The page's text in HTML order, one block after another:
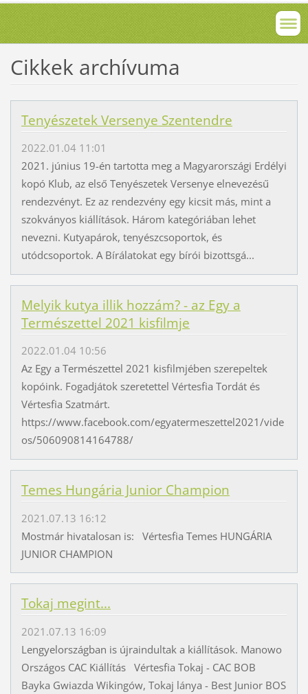
Cikkek archívuma
Tenyészetek Versenye Szentendre
2022.01.04 11:01
2021. június 19-én tartotta meg a Magyarországi Erdélyi
kopó Klub, az első Tenyészetek Versenye elnevezésű
rendezvényt. Ez az rendezvény egy kicsit más, mint a
szokványos kiállítások. Három kategóriában lehet
nevezni. Kutyapárok, tenyészcsoportok, és
utódcsoportok. A Bírálatokat egy bírói bizottsgá...
Melyik kutya illik hozzám? - az Egy a
Természettel 2021 kisfilmje
2022.01.04 10:56
Az Egy a Természettel 2021 kisfilmjében szerepeltek
kopóink. Fogadjátok szeretettel Vértesfia Tordát és
Vértesfia Szatmárt.
https://www.facebook.com/egyatermeszettel2021/vide
os/506090814164788/
Temes Hungária Junior Champion
2021.07.13 16:12
Mostmár hivatalosan is: Vértesfia Temes HUNGÁRIA
JUNIOR CHAMPION
Tokaj megint...
2021.07.13 16:09
Lengyelországban is újraindultak a kiállítások. Manowo
Országos CAC Kiállítás Vértesfia Tokaj - CAC BOB
Bayka Gwiazda Wikingów, Tokaj lánya - Best Junior BOS